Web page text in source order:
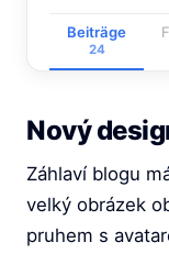
Beiträge
24
Nový
Záhlaví blogu
velký obrázek
pruhem s